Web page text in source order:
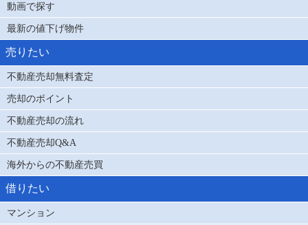
動画で探す
最新の値下げ物件
売りたい
不動産売却無料査定
売却のポイント
不動産売却の流れ
不動産売却Q&A
海外からの不動産売買
借りたい
マンション